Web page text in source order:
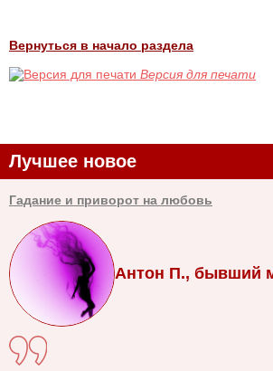
Вернуться в начало раздела
Версия для печати
Лучшее новое
Гадание и приворот на любовь
Антон П., бывший